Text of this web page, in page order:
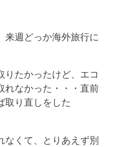
来週どっか海外旅行に
りたかったけど、エコ
れなかった・・・直前
取り直しをした
なくて、とりあえず別